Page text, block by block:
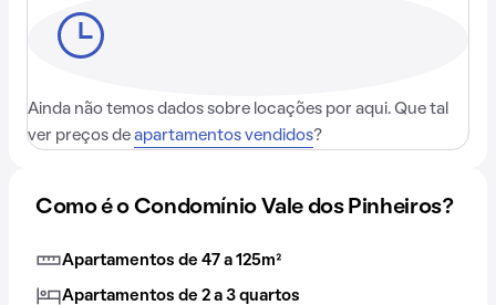
Ainda não temos dados sobre locações por aqui. Que tal
ver preços de apartamentos vendidos?
Como é o Condomínio Vale dos Pinheiros?
Apartamentos de 47 a 125m²
Apartamentos de 2 a 3 quartos